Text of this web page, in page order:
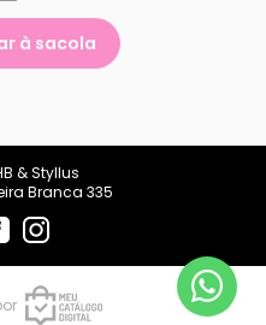
à sacola
& Styllus
Branca 335